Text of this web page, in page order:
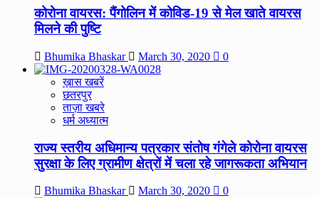
कोरोना वायरस: पैंगोलिन में कोविड-19 से मेल खाते वायरस
मिलने की पुष्टि
Bhumika Bhaskar March 30, 2020 0
ख़ास खबरें
छतरपुर
ताज़ा खबरे
धर्म अध्यात्म
राज्य स्तरीय अधिमान्य पत्रकार संतोष गंगेले कोरोना वायरस
सुरक्षा के लिए ग्रामीण क्षेत्रों में चला रहे जागरूकता अभियान
Bhumika Bhaskar March 30, 2020 0